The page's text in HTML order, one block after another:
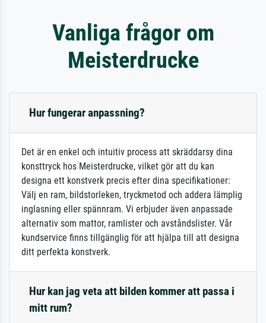
Vanliga frågor om
Meisterdrucke
Hur fungerar anpassning?
Det är en enkel och intuitiv process att skräddarsy dina
konsttryck hos Meisterdrucke, vilket gör att du kan
designa ett konstverk precis efter dina specifikationer:
Välj en ram, bildstorleken, tryckmetod och addera lämplig
inglasning eller spännram. Vi erbjuder även anpassade
alternativ som mattor, ramlister och avståndslister. Vår
kundservice finns tillgänglig för att hjälpa till att designa
ditt perfekta konstverk.
Hur kan jag veta att bilden kommer att passa i
mitt rum?